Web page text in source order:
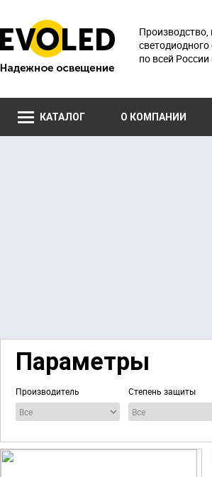
по всей
КАТАЛОГ О КОМПАНИИ
Параметры
Производитель Степень защиты